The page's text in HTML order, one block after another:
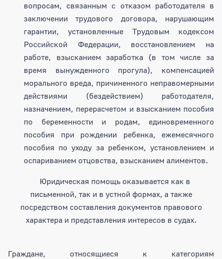
вопросам, связанным с отказом работодателя в
заключении трудового договора, нарушающим
гарантии, установленные Трудовым кодексом
Российской Федерации, восстановлением на
работе, взысканием заработка (в том числе за
время вынужденного прогула), компенсацией
морального вреда, причиненного неправомерными
действиями (бездействием) работодателя,
назначением, перерасчетом и взысканием пособия
по беременности и родам, единовременного
пособия при рождении ребенка, ежемесячного
пособия по уходу за ребенком, установлением и
оспариванием отцовства, взысканием алиментов.
Юридическая помощь оказывается как в
письменной, так и в устной формах, а также
посредством составления документов правового
характера и представления интересов в судах.
Граждане, относящиеся к категориям